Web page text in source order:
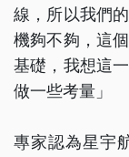
線，所以我們
機夠不夠，這
基礎，我想這
做一些考量」
專家認為星宇